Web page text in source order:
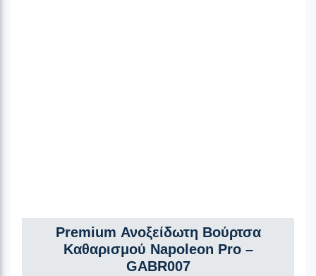
Premium Ανοξείδωτη Βούρτσα
Καθαρισμού Napoleon Pro –
GABR007